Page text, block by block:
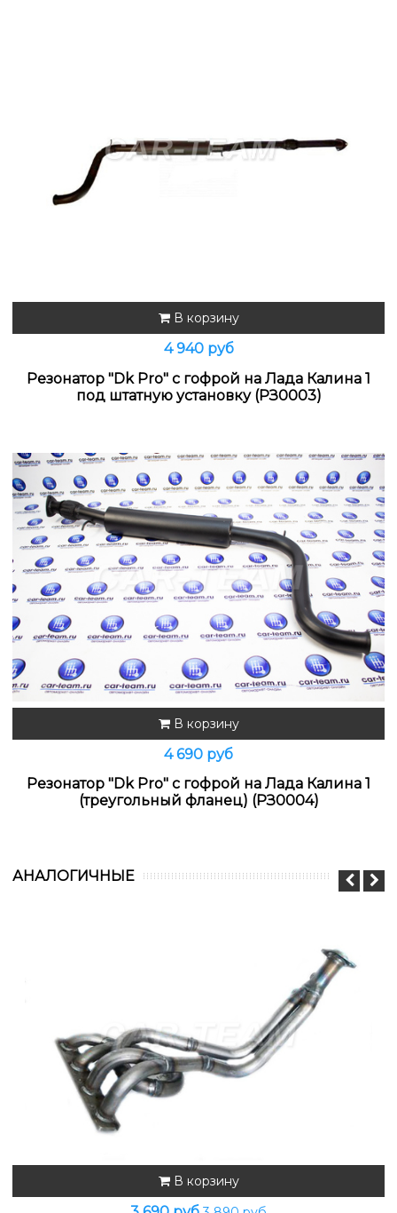
В корзину
4 940 руб
Резонатор "Dk Pro" с гофрой на Лада Калина 1
под штатную установку (РЗ0003)
В корзину
4 690 руб
Резонатор "Dk Pro" с гофрой на Лада Калина 1
(треугольный фланец) (РЗ0004)
АНАЛОГИЧНЫЕ
В корзину